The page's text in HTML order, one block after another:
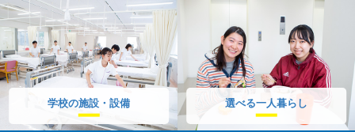
学校の施設・設備 選べる一人暮らし